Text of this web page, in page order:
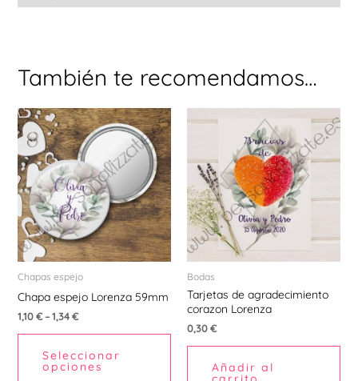
También te recomendamos…
Chapas espejo
Chapa espejo Lorenza 59mm
1,10€–1,34€
Seleccionar
opciones
Este
producto
tiene
múltiples
variantes.
Las
opciones
se
pueden
elegir
la
Bodas
Tarjetas de agradecimiento
corazon Lorenza
0,30€
Añadir al